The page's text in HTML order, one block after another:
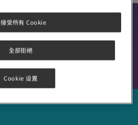
支持增高
改善體重
全面營養
認知及免疫力
添加蔗糖
全部拒絕
接受所有 Cookie
Cookie 设置